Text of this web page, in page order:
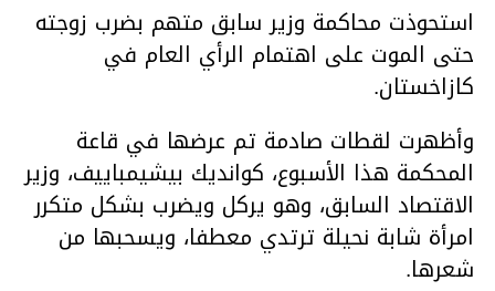
استحوذت محاكمة وزير سابق متهم بضرب زوجته
حتى الموت على اهتمام الرأي العام في
كازاخستان.
وأظهرت لقطات صادمة تم عرضها في قاعة
المحكمة هذا الأسبوع، كوانديك بيشيمباييف، وزير
الاقتصاد السابق، وهو يركل ويضرب بشكل متكرر
امرأة شابة نحيلة ترتدي معطفا، ويسحبها من
شعرها.